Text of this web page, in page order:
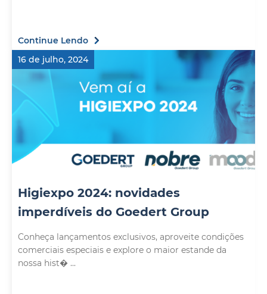
Continue Lendo
16 de julho, 2024
Higiexpo 2024: novidades
imperdíveis do Goedert Group
Conheça lançamentos exclusivos, aproveite condições
comerciais especiais e explore o maior estande da
nossa hist� ...